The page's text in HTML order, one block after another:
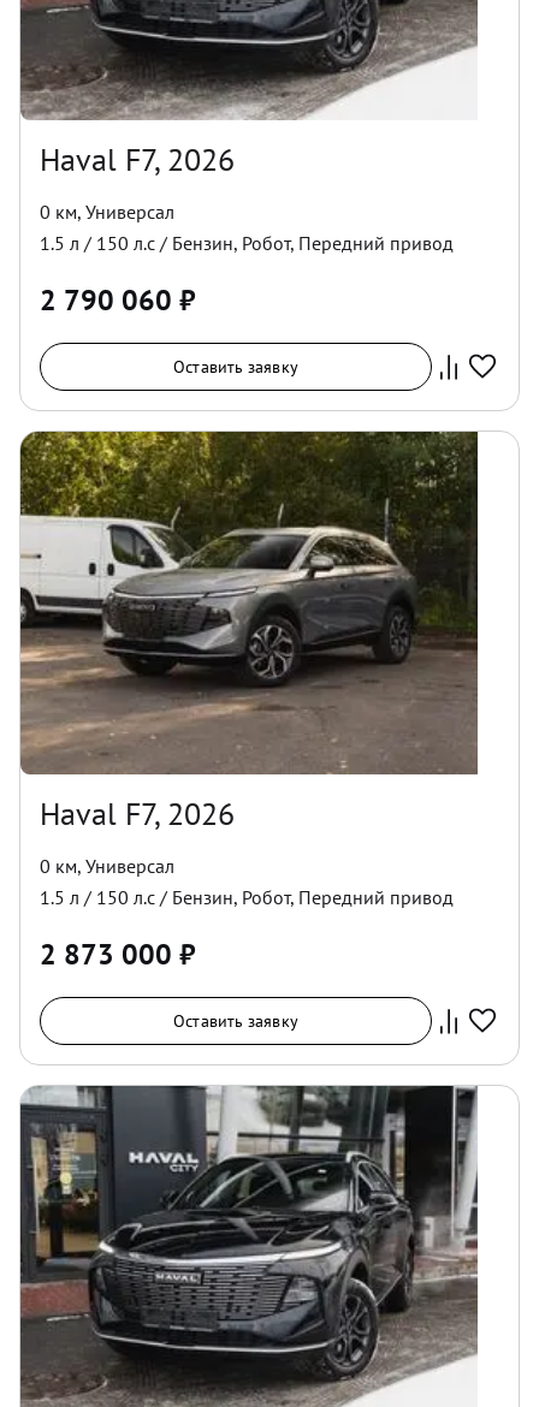
Haval F7, 2026
0 км, Универсал
1.5 л / 150 л.с / Бензин, Робот, Передний привод
2 790 060 ₽
Оставить заявку
Haval F7, 2026
0 км, Универсал
1.5 л / 150 л.с / Бензин, Робот, Передний привод
2 873 000 ₽
Оставить заявку